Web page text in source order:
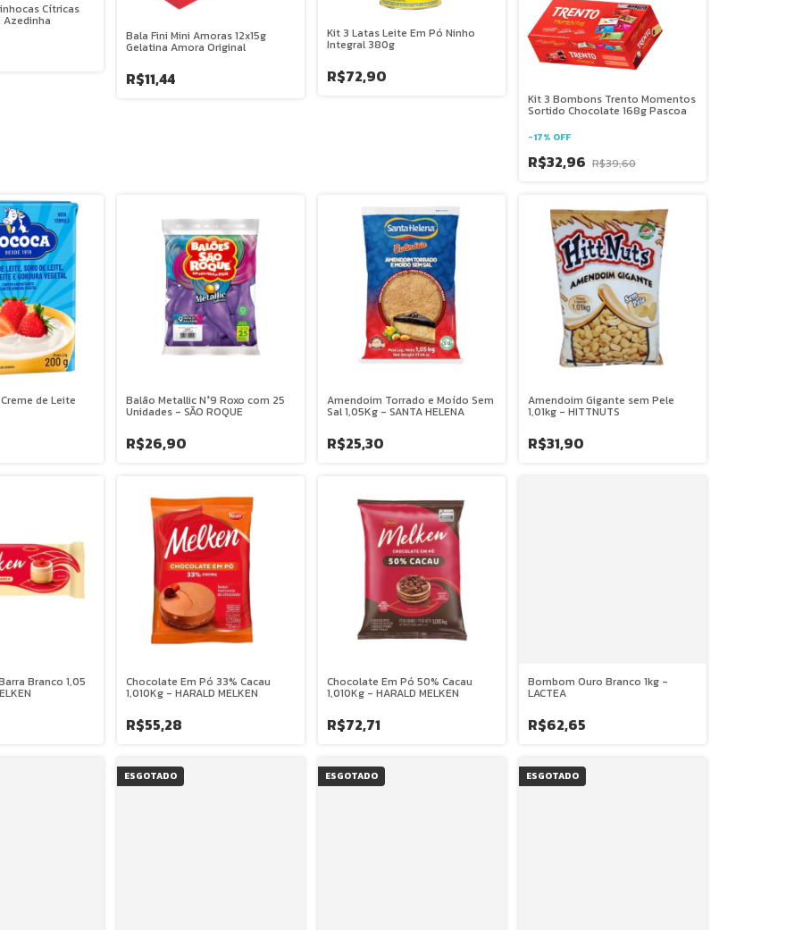
Cítricas
Azedinha
Bala Fini Mini Amoras 12x15g
Gelatina Amora Original
R$11,44
Kit 3 Latas Leite Em Pó Ninho
Integral 380g
R$72,90
Kit 3 Bombons Trento Momentos
Sortido Chocolate 168g Pascoa
-17% OFF
R$32,96 R$39,60
de Leite Balão Metallic N°9 Roxo com 25
Unidades - SÃO ROQUE
R$26,90
Amendoim Torrado e Moído Sem
Sal 1,05Kg - SANTA HELENA
R$25,30
Amendoim Gigante sem Pele
1,01kg - HITTNUTS
R$31,90
Branco 1,05 Chocolate Em Pó 33% Cacau
1,010Kg - HARALD MELKEN
R$55,28
Chocolate Em Pó 50% Cacau
1,010Kg - HARALD MELKEN
R$72,71
Bombom Ouro Branco 1kg -
LACTEA
R$62,65
ESGOTADO ESGOTADO ESGOTADO